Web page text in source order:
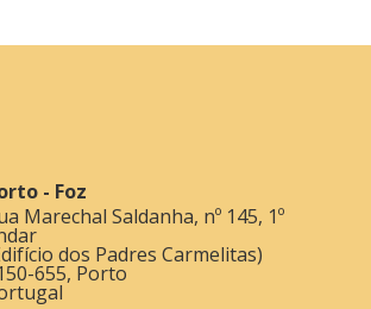
- Foz
Marechal Saldanha, nº 145, 1º
dos Padres Carmelitas)
655, Porto